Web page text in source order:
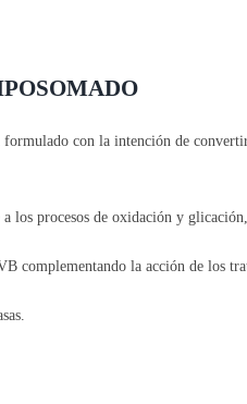
con la intención de
los procesos de oxidación y
complementando la acción de los